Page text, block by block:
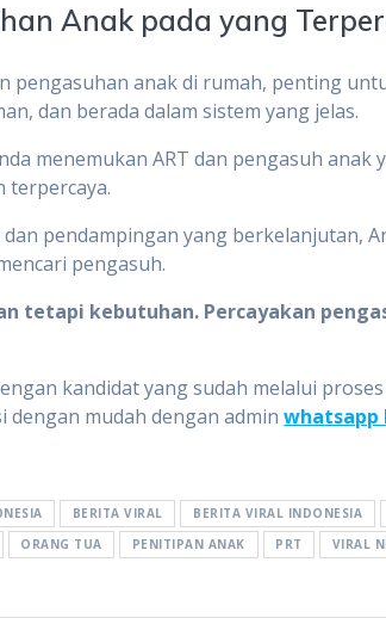
Anak pada yang
pengasuhan anak di rumah, penting
dan berada dalam sistem yang jelas.
menemukan ART dan pengasuh anak
terpercaya.
pendampingan yang berkelanjutan,
pengasuh.
tetapi kebutuhan. Percayakan
kandidat yang sudah melalui
dengan mudah dengan adminwhatsapp
BERITA VIRAL BERITA VIRAL INDONESIA
ORANG TUA PENITIPAN ANAK PRT VIRAL